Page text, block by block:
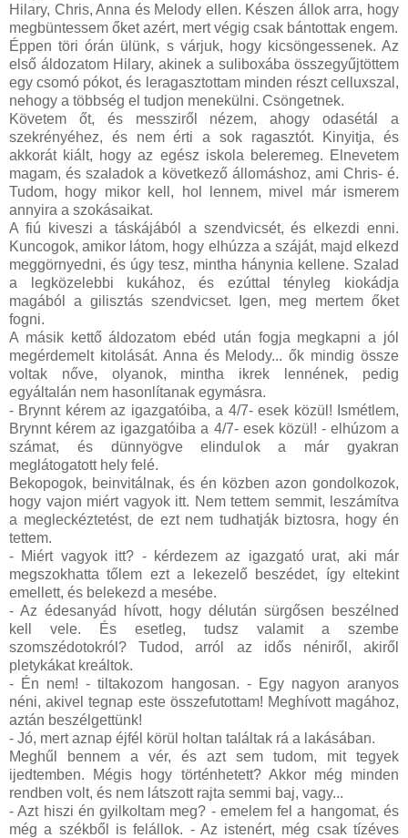
Hilary, Chris, Anna és Melody ellen. Készen állok arra, hogy
megbüntessem őket azért, mert végig csak bántottak engem.
Éppen töri órán ülünk, s várjuk, hogy kicsöngessenek. Az
első áldozatom Hilary, akinek a suliboxába összegyűjtöttem
egy csomó pókot, és leragasztottam minden részt celluxszal,
nehogy a többség el tudjon menekülni. Csöngetnek.
Követem őt, és messziről nézem, ahogy odasétál a
szekrényéhez, és nem érti a sok ragasztót. Kinyitja, és
akkorát kiált, hogy az egész iskola beleremeg. Elnevetem
magam, és szaladok a következő állomáshoz, ami Chris- é.
Tudom, hogy mikor kell, hol lennem, mivel már ismerem
annyira a szokásaikat.
A fiú kiveszi a táskájából a szendvicsét, és elkezdi enni.
Kuncogok, amikor látom, hogy elhúzza a száját, majd elkezd
meggörnyedni, és úgy tesz, mintha hánynia kellene. Szalad
a legközelebbi kukához, és ezúttal tényleg kiokádja
magából a gilisztás szendvicset. Igen, meg mertem őket
fogni.
A másik kettő áldozatom ebéd után fogja megkapni a jól
megérdemelt kitolását. Anna és Melody... ők mindig össze
voltak nőve, olyanok, mintha ikrek lennének, pedig
egyáltalán nem hasonlítanak egymásra.
- Brynnt kérem az igazgatóiba, a 4/7- esek közül! Ismétlem,
Brynnt kérem az igazgatóiba a 4/7- esek közül! - elhúzom a
számat, és dünnyögve elindulok a már gyakran
meglátogatott hely felé.
Bekopogok, beinvitálnak, és én közben azon gondolkozok,
hogy vajon miért vagyok itt. Nem tettem semmit, leszámítva
a megleckéztetést, de ezt nem tudhatják biztosra, hogy én
tettem.
- Miért vagyok itt? - kérdezem az igazgató urat, aki már
megszokhatta tőlem ezt a lekezelő beszédet, így eltekint
emellett, és belekezd a mesébe.
- Az édesanyád hívott, hogy délután sürgősen beszélned
kell vele. És esetleg, tudsz valamit a szembe
szomszédotokról? Tudod, arról az idős néniről, akiről
pletykákat kreáltok.
- Én nem! - tiltakozom hangosan. - Egy nagyon aranyos
néni, akivel tegnap este összefutottam! Meghívott magához,
aztán beszélgettünk!
- Jó, mert aznap éjfél körül holtan találtak rá a lakásában.
Meghűl bennem a vér, és azt sem tudom, mit tegyek
ijedtemben. Mégis hogy történhetett? Akkor még minden
rendben volt, és nem látszott rajta semmi baj, vagy...
- Azt hiszi én gyilkoltam meg? - emelem fel a hangomat, és
még a székből is felállok. - Az istenért, még csak tízéves